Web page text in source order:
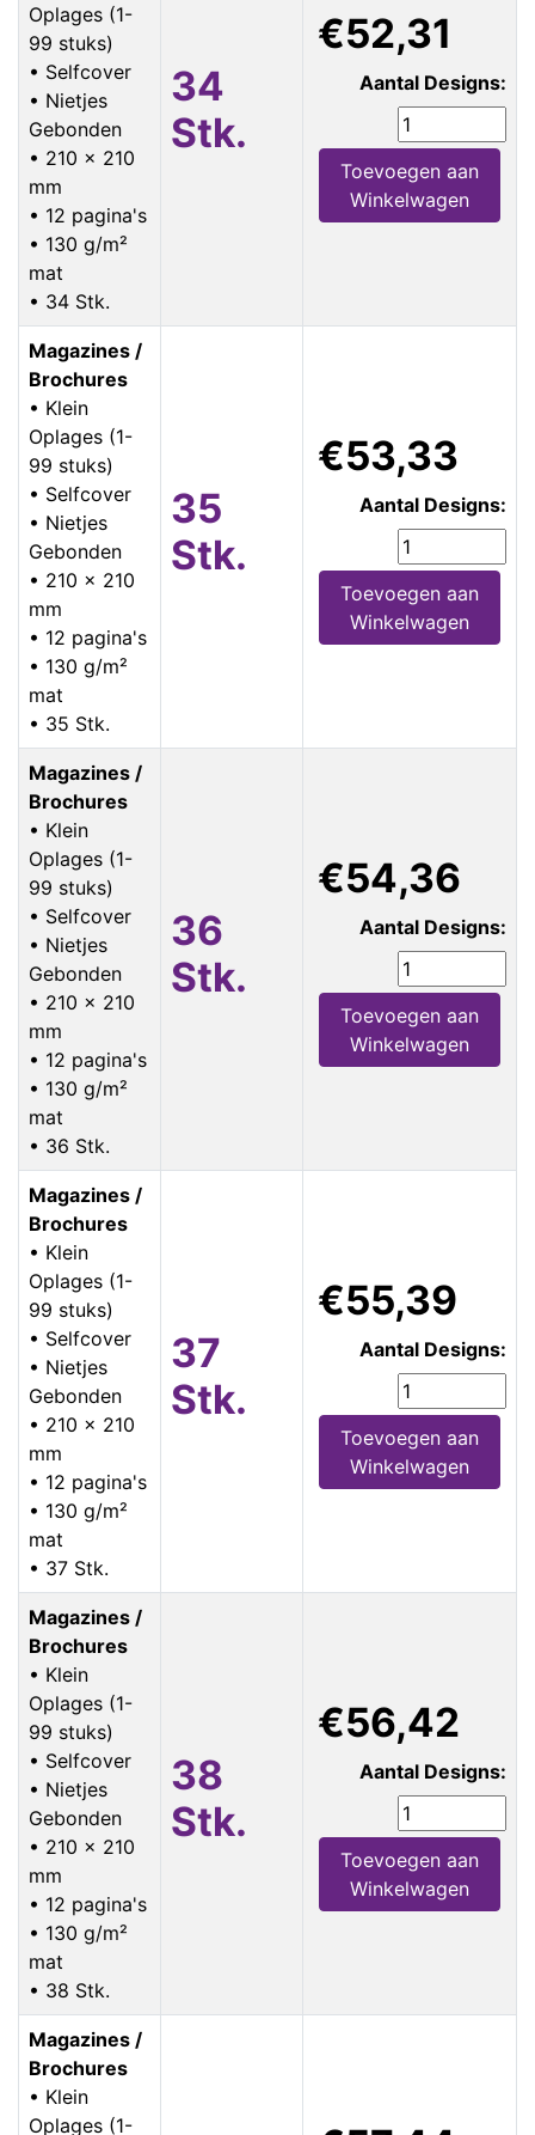
Oplages (1-
99 stuks)
• Selfcover
• Nietjes
Gebonden
• 210 x 210
mm
• 12 pagina's
• 130 g/m²
mat
• 34 Stk.
34
Stk.
€52,31
Aantal Designs:
Toevoegen aan
Winkelwagen
Magazines /
Brochures
• Klein
Oplages (1-
99 stuks)
• Selfcover
• Nietjes
Gebonden
• 210 x 210
mm
• 12 pagina's
• 130 g/m²
mat
• 35 Stk.
35
Stk.
€53,33
Aantal Designs:
Toevoegen aan
Winkelwagen
Magazines /
Brochures
• Klein
Oplages (1-
99 stuks)
• Selfcover
• Nietjes
Gebonden
• 210 x 210
mm
• 12 pagina's
• 130 g/m²
mat
• 36 Stk.
36
Stk.
€54,36
Aantal Designs:
Toevoegen aan
Winkelwagen
Magazines /
Brochures
• Klein
Oplages (1-
99 stuks)
• Selfcover
• Nietjes
Gebonden
• 210 x 210
mm
• 12 pagina's
• 130 g/m²
mat
• 37 Stk.
37
Stk.
€55,39
Aantal Designs:
Toevoegen aan
Winkelwagen
Magazines /
Brochures
• Klein
Oplages (1-
99 stuks)
• Selfcover
• Nietjes
Gebonden
• 210 x 210
mm
• 12 pagina's
• 130 g/m²
mat
• 38 Stk.
38
Stk.
€56,42
Aantal Designs:
Toevoegen aan
Winkelwagen
Magazines /
Brochures
• Klein
Oplages (1-